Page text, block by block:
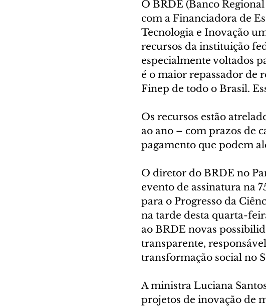
O BRDE (Banco
com a Financiadora de
Tecnologia e Inovação
recursos da instituição
especialmente voltados
é o maior repassador de
Finep de todo o Brasil.
Os recursos estão
ao ano – com prazos de
pagamento que podem
O diretor do BRDE no
evento de assinatura na
para o Progresso da
na tarde desta quarta-
ao BRDE novas
transparente,
transformação social no
A ministra Luciana
projetos de inovação de